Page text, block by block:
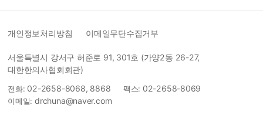
개인정보처리방침 이메일무단수집거부
서울특별시 강서구 허준로 91, 301호 (가양2동 26-27,
대한한의사협회회관)
전화: 02-2658-8068, 8868 팩스: 02-2658-8069
이메일: drchuna@naver.com